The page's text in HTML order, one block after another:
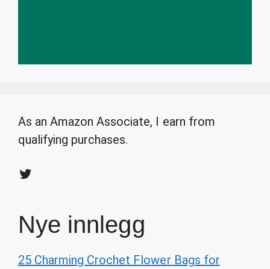
As an Amazon Associate, I earn from
qualifying purchases.
Twitter
Nye innlegg
25 Charming Crochet Flower Bags for